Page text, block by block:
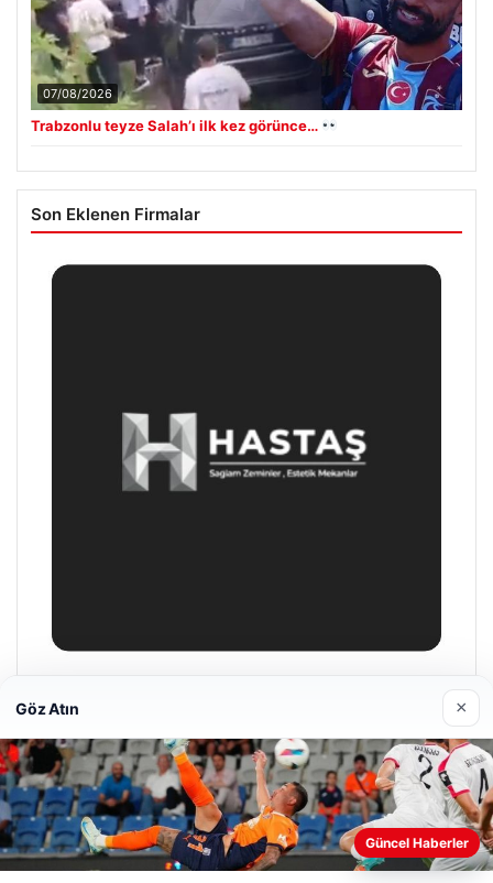
07/08/2026
Trabzonlu teyze Salah’ı ilk kez görünce…
Son Eklenen Firmalar
Enes Kaplan Avukatlık Bürosu
Web sitemizi nasıl kullandığınızı daha iyi anlayabilmek,
deneyiminizi kişiselleştirmek ve geliştirmek amacıyla çerezler
Göz Atın ×
Güncel Haberler